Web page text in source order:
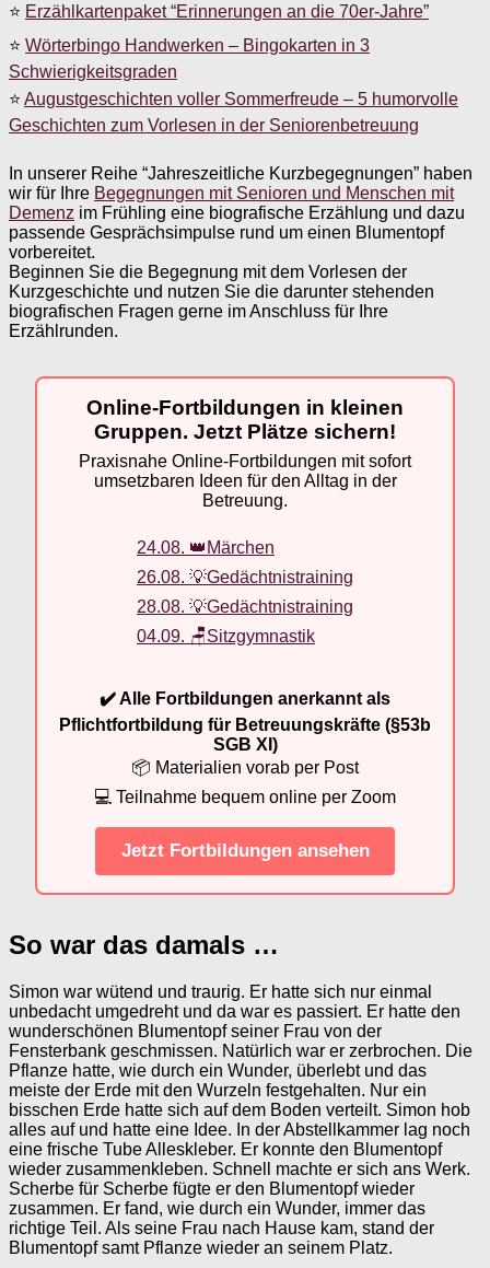
⭐ Erzählkartenpaket “Erinnerungen an die 70er-Jahre”
⭐ Wörterbingo Handwerken – Bingokarten in 3
Schwierigkeitsgraden
⭐ Augustgeschichten voller Sommerfreude – 5 humorvolle
Geschichten zum Vorlesen in der Seniorenbetreuung
In unserer Reihe “Jahreszeitliche Kurzbegegnungen” haben
wir für Ihre Begegnungen mit Senioren und Menschen mit
Demenz im Frühling eine biografische Erzählung und dazu
passende Gesprächsimpulse rund um einen Blumentopf
vorbereitet.
Beginnen Sie die Begegnung mit dem Vorlesen der
Kurzgeschichte und nutzen Sie die darunter stehenden
biografischen Fragen gerne im Anschluss für Ihre
Erzählrunden.
Online-Fortbildungen in kleinen
Gruppen. Jetzt Plätze sichern!
Praxisnahe Online-Fortbildungen mit sofort
umsetzbaren Ideen für den Alltag in der
Betreuung.
24.08. 👑Märchen
26.08. 💡Gedächtnistraining
28.08. 💡Gedächtnistraining
04.09. 🪑Sitzgymnastik
✔️ Alle Fortbildungen anerkannt als
Pflichtfortbildung für Betreuungskräfte (§53b
SGB XI)
📦 Materialien vorab per Post
💻 Teilnahme bequem online per Zoom
Jetzt Fortbildungen ansehen
So war das damals …
Simon war wütend und traurig. Er hatte sich nur einmal
unbedacht umgedreht und da war es passiert. Er hatte den
wunderschönen Blumentopf seiner Frau von der
Fensterbank geschmissen. Natürlich war er zerbrochen. Die
Pflanze hatte, wie durch ein Wunder, überlebt und das
meiste der Erde mit den Wurzeln festgehalten. Nur ein
bisschen Erde hatte sich auf dem Boden verteilt. Simon hob
alles auf und hatte eine Idee. In der Abstellkammer lag noch
eine frische Tube Alleskleber. Er konnte den Blumentopf
wieder zusammenkleben. Schnell machte er sich ans Werk.
Scherbe für Scherbe fügte er den Blumentopf wieder
zusammen. Er fand, wie durch ein Wunder, immer das
richtige Teil. Als seine Frau nach Hause kam, stand der
Blumentopf samt Pflanze wieder an seinem Platz.